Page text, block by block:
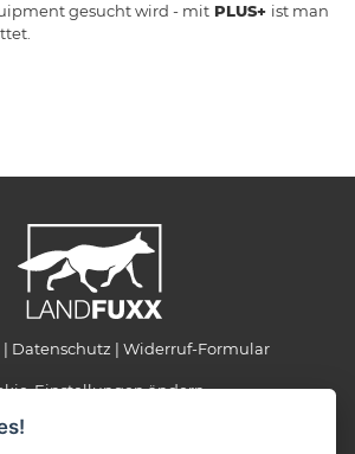
gesucht wird - mit PLUS+ ist man
Datenschutz Widerruf-Formular
Einstellungen ändern